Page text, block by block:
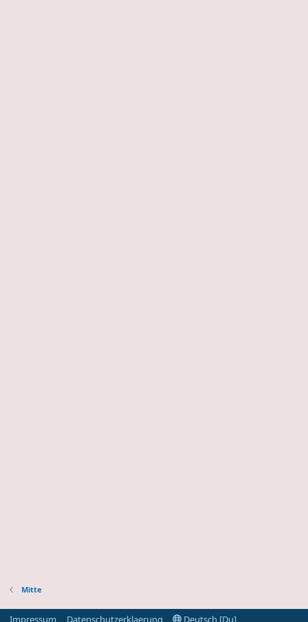
Mitte
Impressum Datenschutzerklaerung Deutsch [Du]